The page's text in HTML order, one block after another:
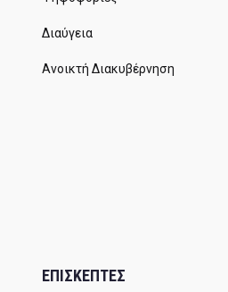
Διαύγεια
Ανοικτή Διακυβέρνηση
ΕΠΙΣΚΕΠΤΕΣ